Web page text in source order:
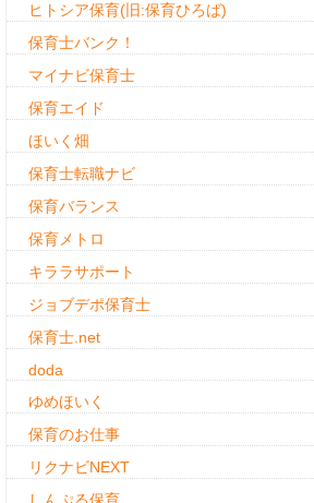
ヒトシア保育(旧:保育ひろば)
保育士バンク！
マイナビ保育士
保育エイド
ほいく畑
保育士転職ナビ
保育バランス
保育メトロ
キララサポート
ジョブデポ保育士
保育士.net
doda
ゆめほいく
保育のお仕事
リクナビNEXT